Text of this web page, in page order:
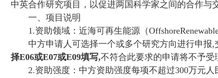
中英合作研究项目，以促进两国科学家之间的合作与
一、项目说明
1.资助领域：近海可再生能源（
中方申请人可选择一个或多个研究方向进行申报,
择E06或E07或E09填写,不符合此要求的申请将不予受
2.资助强度：中方资助强度每项不超过300万元人